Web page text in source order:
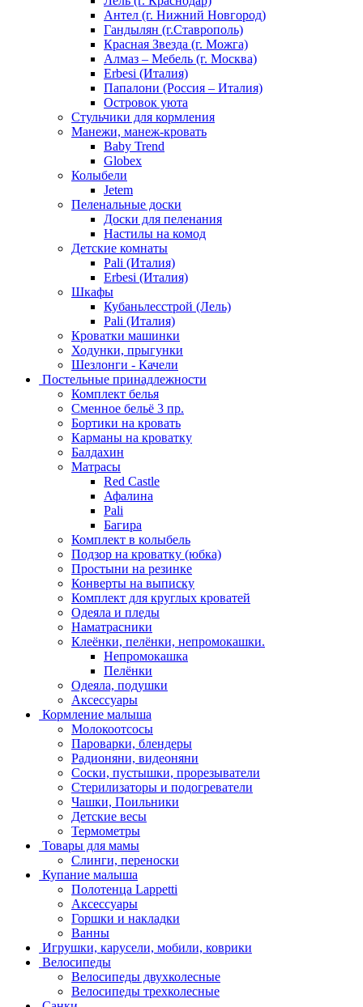
Антел (г. Нижний Новгород)
Гандылян (г.Ставрополь)
Красная Звезда (г. Можга)
Алмаз – Мебель (г. Москва)
Erbesi (Италия)
Папалони (Россия – Италия)
Островок уюта
Стульчики для кормления
Манежи, манеж-кровать
Baby Trend
Globex
Колыбели
Jetem
Пеленальные доски
Доски для пеленания
Настилы на комод
Детские комнаты
Pali (Италия)
Erbesi (Италия)
Шкафы
Кубаньлесстрой (Лель)
Pali (Италия)
Кроватки машинки
Ходунки, прыгунки
Шезлонги - Качели
Постельные принадлежности
Комплект белья
Сменное бельё 3 пр.
Бортики на кровать
Карманы на кроватку
Балдахин
Матрасы
Red Castle
Афалина
Pali
Багира
Комплект в колыбель
Подзор на кроватку (юбка)
Простыни на резинке
Конверты на выписку
Комплект для круглых кроватей
Одеяла и пледы
Наматрасники
Клеёнки, пелёнки, непромокашки.
Непромокашка
Пелёнки
Одеяла, подушки
Аксессуары
Кормление малыша
Молокоотсосы
Пароварки, блендеры
Радионяни, видеоняни
Соски, пустышки, прорезыватели
Стерилизаторы и подогреватели
Чашки, Поильники
Детские весы
Термометры
Товары для мамы
Слинги, переноски
Купание малыша
Полотенца Lappetti
Аксессуары
Горшки и накладки
Ванны
Игрушки, карусели, мобили, коврики
Велосипеды
Велосипеды двухколесные
Велосипеды трехколесные